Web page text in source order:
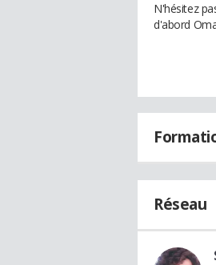
N'hésitez
d'abord
Réseau